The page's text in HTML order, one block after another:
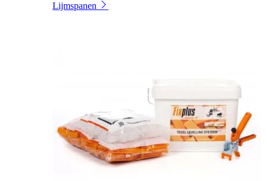
Lijmspanen